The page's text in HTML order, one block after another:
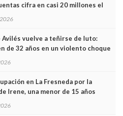
cifra en casi 20 millones el
Avilés vuelve a teñirse de luto:
de 32 años en un violento choque
en La Fresneda por la
Irene, una menor de 15 años